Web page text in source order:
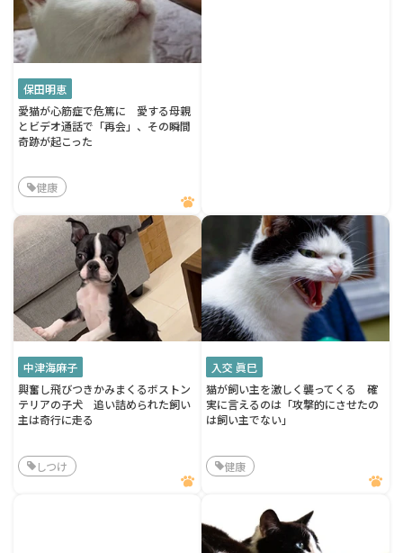
保田明恵
愛猫が心筋症で危篤に 愛する母親
とビデオ通話で「再会」、その瞬間
奇跡が起こった
健康
中津海麻子
興奮し飛びつきかみまくるボストン
テリアの子犬 追い詰められた飼い
主は奇行に走る
しつけ
入交 眞巳
猫が飼い主を激しく襲ってくる 確
実に言えるのは「攻撃的にさせたの
は飼い主でない」
健康